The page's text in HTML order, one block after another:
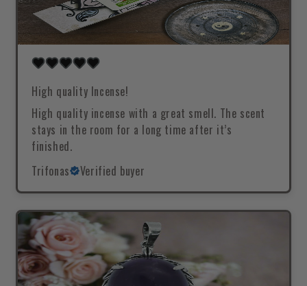
High quality Incense!
High quality incense with a great smell. The scent
stays in the room for a long time after it’s
finished.
Trifonas
Verified buyer